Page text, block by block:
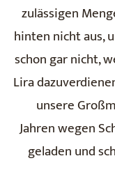
zulässigen
hinten nicht aus,
schon gar nicht,
Lira
unsere
Jahren wegen
geladen und